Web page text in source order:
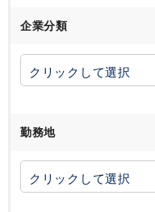
企業分類
勤務地